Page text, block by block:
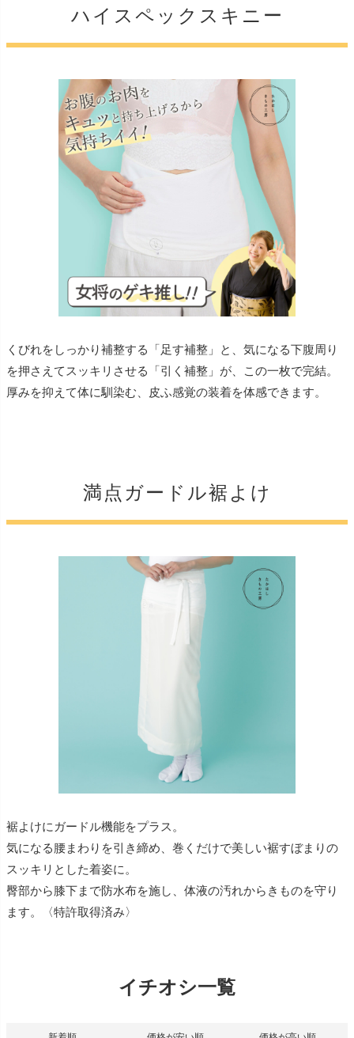
ハイスペックスキニー
くびれをしっかり補整する「足す補整」と、気になる下腹周り
を押さえてスッキリさせる「引く補整」が、この一枚で完結。
厚みを抑えて体に馴染む、皮ふ感覚の装着を体感できます。
満点ガードル裾よけ
裾よけにガードル機能をプラス。
気になる腰まわりを引き締め、巻くだけで美しい裾すぼまりの
スッキリとした着姿に。
臀部から膝下まで防水布を施し、体液の汚れからきものを守り
ます。〈特許取得済み〉
イチオシ一覧